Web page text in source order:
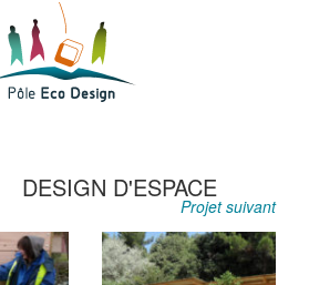
DESIGN D'ESPACE
Projet suivant